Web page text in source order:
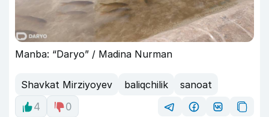
Manba: “Daryo” / Madina Nurman
Shavkat Mirziyoyev baliqchilik
sanoat
4
0